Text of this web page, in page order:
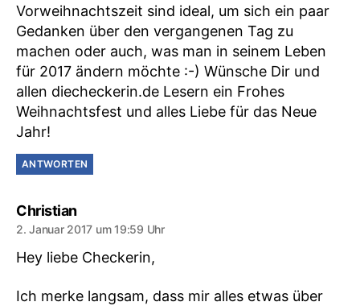
Vorweihnachtszeit sind ideal, um sich ein paar
Gedanken über den vergangenen Tag zu
machen oder auch, was man in seinem Leben
für 2017 ändern möchte :-) Wünsche Dir und
allen diecheckerin.de Lesern ein Frohes
Weihnachtsfest und alles Liebe für das Neue
Jahr!
ANTWORTEN
Christiansagt:
2. Januar 2017 um 19:59 Uhr
Hey liebe Checkerin,
Ich merke langsam, dass mir alles etwas über